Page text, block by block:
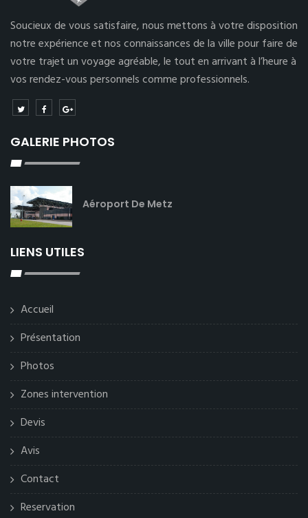
Soucieux de vous satisfaire, nous mettons à votre disposition
notre expérience et nos connaissances de la ville pour faire de
votre trajet un voyage agréable, le tout en arrivant à l’heure à
vos rendez-vous personnels comme professionnels.
GALERIE PHOTOS
Aéroport De Metz
LIENS UTILES
Accueil
Présentation
Photos
Zones intervention
Devis
Avis
Contact
Reservation